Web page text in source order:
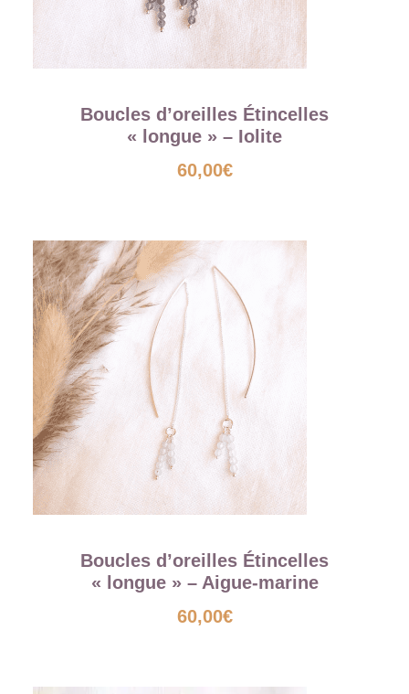
Boucles d’oreilles Étincelles
« longue » – Iolite
60,00€
Boucles d’oreilles Étincelles
« longue » – Aigue-marine
60,00€